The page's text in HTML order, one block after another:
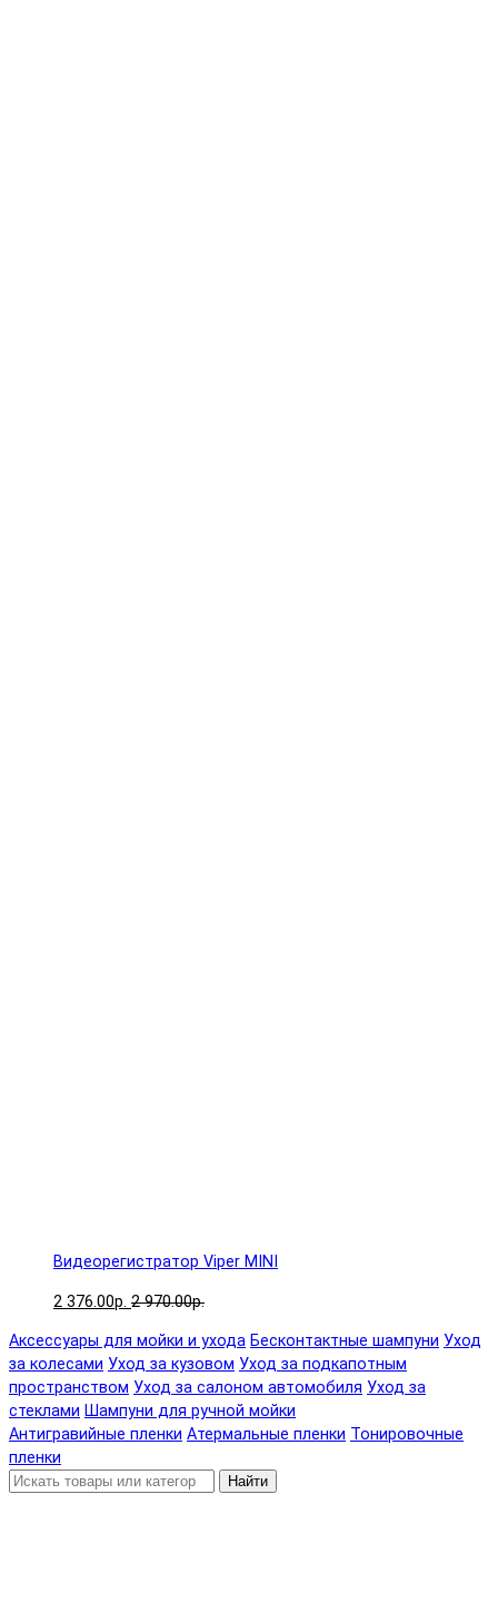
Видеорегистратор Viper MINI
2 376.00р. 2 970.00р.
Аксессуары для мойки и ухода Бесконтактные шампуни Уход
за колесами Уход за кузовом Уход за подкапотным
пространством Уход за салоном автомобиля Уход за
стеклами Шампуни для ручной мойки
Антигравийные пленки Атермальные пленки Тонировочные
пленки
Найти